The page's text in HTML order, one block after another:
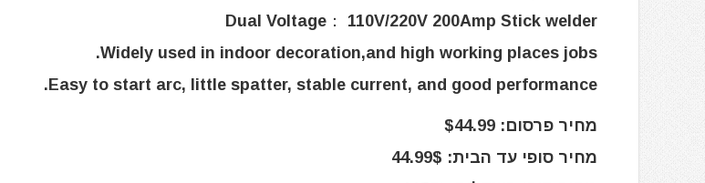
Dual Voltage： 110V/220V 200Amp Stick welder
Widely used in indoor decoration,and high working places jobs.
Easy to start arc, little spatter, stable current, and good performance.
מחיר פרסום: $44.99
מחיר סופי עד הבית: 44.99$